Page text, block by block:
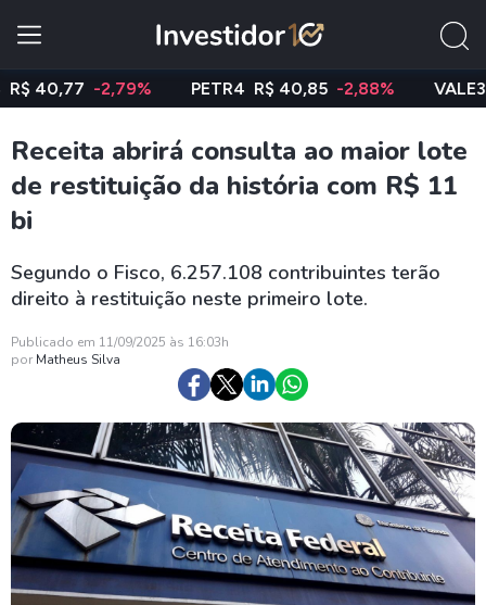
-2,79% PETR4 R$ 40,85 -2,88% VALE3 R$
Receita abrirá consulta ao maior lote
de restituição da história com R$ 11
bi
Segundo o Fisco, 6.257.108 contribuintes terão
direito à restituição neste primeiro lote.
Publicado em 11/09/2025 às 16:03h
por Matheus Silva